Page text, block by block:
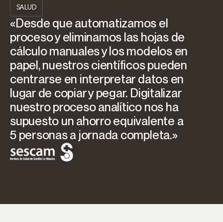
SALUD
«Desde que automatizamos el
proceso y eliminamos las hojas de
cálculo manuales y los modelos en
papel, nuestros científicos pueden
centrarse en interpretar datos en
lugar de copiar y pegar. Digitalizar
nuestro proceso analítico nos ha
supuesto un ahorro equivalente a
5 personas a jornada completa.»